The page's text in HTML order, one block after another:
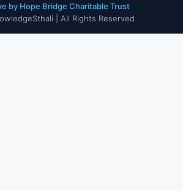
by Hope Bridge Charitable Trust
| All Rights Reserved